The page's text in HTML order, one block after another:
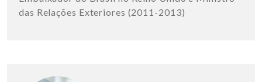
das Relações Exteriores (2011-2013)